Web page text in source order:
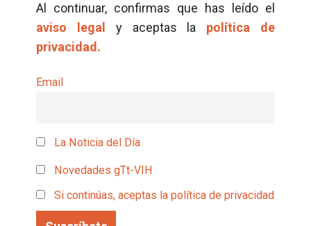
Al continuar, confirmas que has leído el
aviso legal
y aceptas la política de
privacidad.
Email
La Noticia del Día
Novedades gTt-VIH
Si continúas, aceptas la política de privacidad